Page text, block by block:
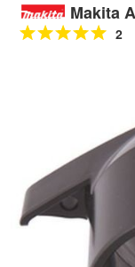
Makita
2